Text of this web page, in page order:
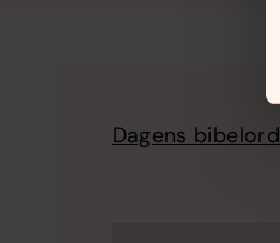
Dagens bibelord